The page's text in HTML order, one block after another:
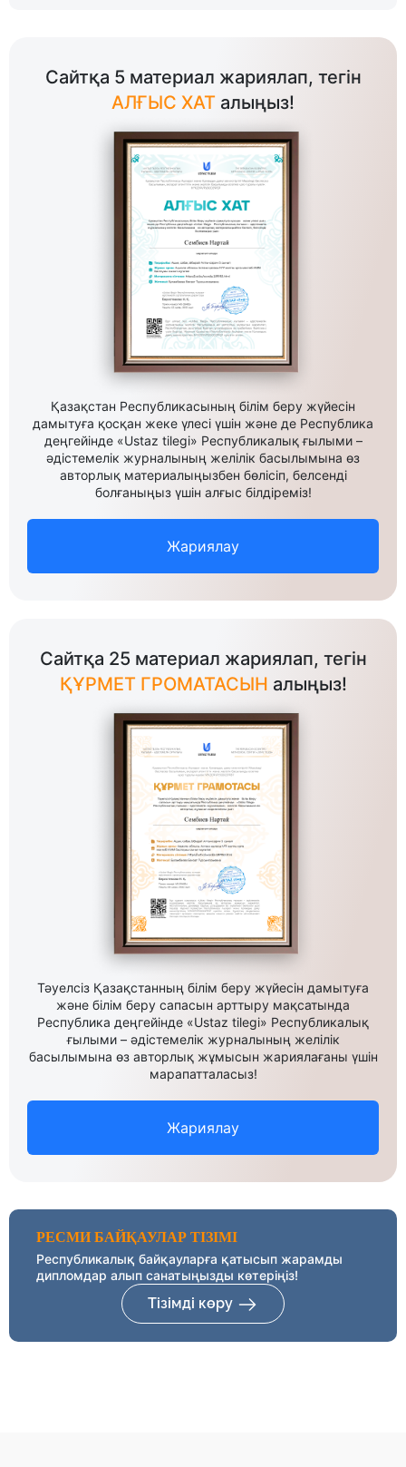
Сайтқа 5 материал жариялап, тегін
АЛҒЫС ХАТ алыңыз!
Қазақстан Республикасының білім беру жүйесін
дамытуға қосқан жеке үлесі үшін және де Республика
деңгейінде «Ustaz tilegi» Республикалық ғылыми –
әдістемелік журналының желілік басылымына өз
авторлық материалыңызбен бөлісіп, белсенді
болғаныңыз үшін алғыс білдіреміз!
Жариялау
Сайтқа 25 материал жариялап, тегін
ҚҰРМЕТ ГРОМАТАСЫН алыңыз!
Тәуелсіз Қазақстанның білім беру жүйесін дамытуға
және білім беру сапасын арттыру мақсатында
Республика деңгейінде «Ustaz tilegi» Республикалық
ғылыми – әдістемелік журналының желілік
басылымына өз авторлық жұмысын жариялағаны үшін
марапатталасыз!
Жариялау
РЕСМИ БАЙҚАУЛАР ТІЗІМІ
Республикалық байқауларға қатысып жарамды
дипломдар алып санатыңызды көтеріңіз!
Тізімді көру